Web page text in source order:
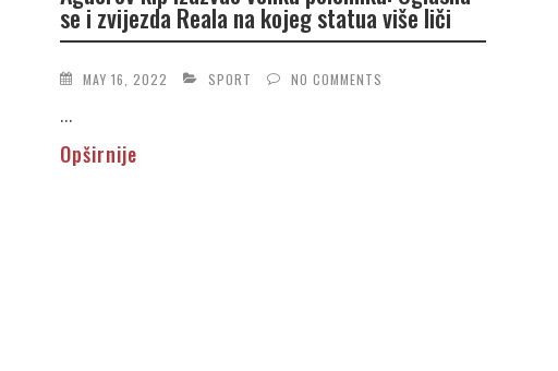
se i zvijezda Reala na kojeg statua više liči
MAY 16, 2022 SPORT NO COMMENTS
...
Opširnije